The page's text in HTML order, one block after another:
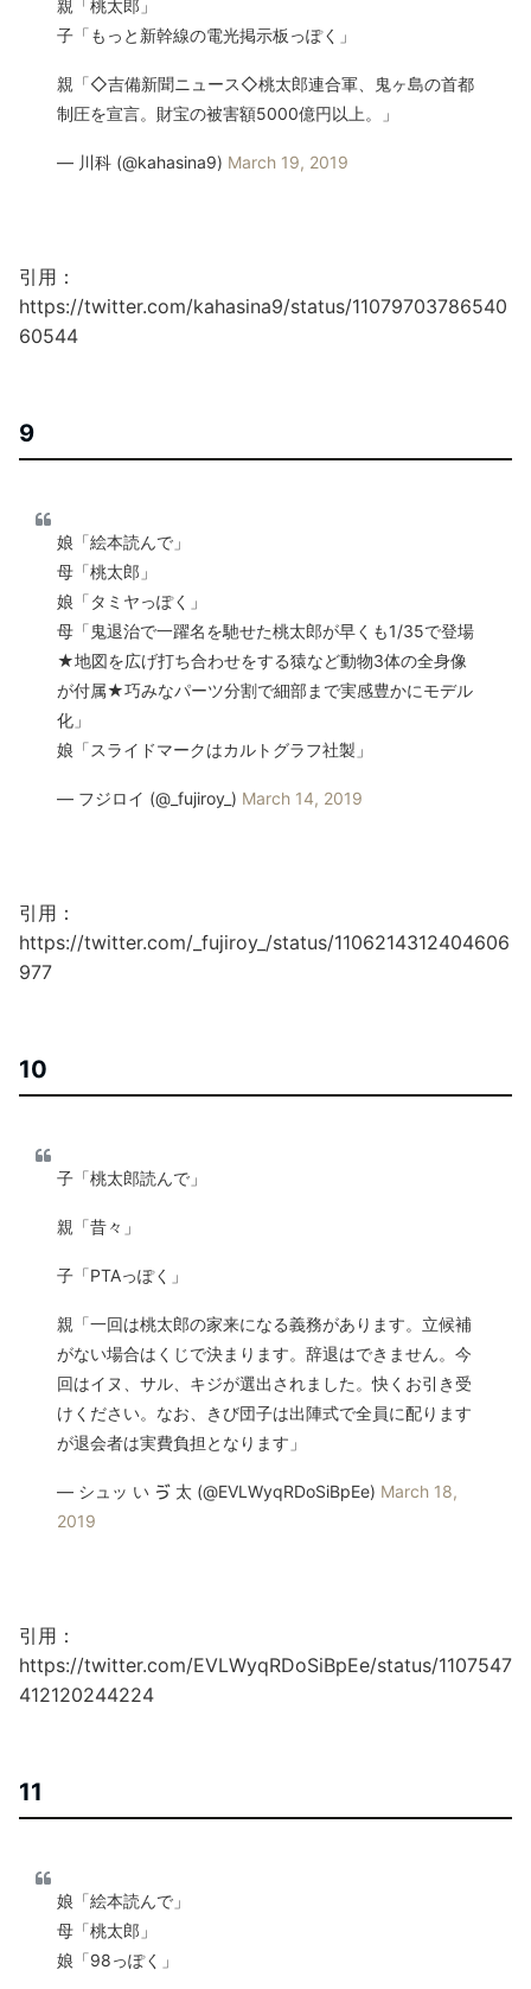
親「桃太郎」
子「もっと新幹線の電光掲示板っぽく」
親「◇吉備新聞ニュース◇桃太郎連合軍、鬼ヶ島の首都
制圧を宣言。財宝の被害額5000億円以上。」
— 川科 (@kahasina9) March 19, 2019
引用：
https://twitter.com/kahasina9/status/11079703786540
60544
9
娘「絵本読んで」
母「桃太郎」
娘「タミヤっぽく」
母「鬼退治で一躍名を馳せた桃太郎が早くも1/35で登場
★地図を広げ打ち合わせをする猿など動物3体の全身像
が付属★巧みなパーツ分割で細部まで実感豊かにモデル
化」
娘「スライドマークはカルトグラフ社製」
— フジロイ (@_fujiroy_) March 14, 2019
引用：
https://twitter.com/_fujiroy_/status/1106214312404606
977
10
子「桃太郎読んで」
親「昔々」
子「PTAっぽく」
親「一回は桃太郎の家来になる義務があります。立候補
がない場合はくじで決まります。辞退はできません。今
回はイヌ、サル、キジが選出されました。快くお引き受
けください。なお、きび団子は出陣式で全員に配ります
が退会者は実費負担となります」
— シュッ い ゔ 太 (@EVLWyqRDoSiBpEe) March 18,
2019
引用：
https://twitter.com/EVLWyqRDoSiBpEe/status/1107547
412120244224
11
娘「絵本読んで」
母「桃太郎」
娘「98っぽく」